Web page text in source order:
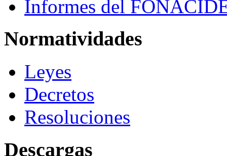
Informes del
Normatividades
Leyes
Decretos
Resoluciones
Descargas